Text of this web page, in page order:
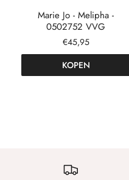
Marie Jo - Melipha -
0502752 VVG
€45,95
KOPEN